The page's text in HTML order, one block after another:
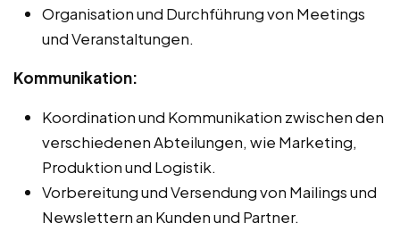
Organisation und Durchführung von Meetings
und Veranstaltungen.
Kommunikation:
Koordination und Kommunikation zwischen den
verschiedenen Abteilungen, wie Marketing,
Produktion und Logistik.
Vorbereitung und Versendung von Mailings und
Newslettern an Kunden und Partner.